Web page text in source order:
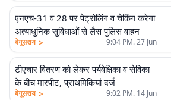
एनएच-31 व 28 पर पेट्रोलिंग व चेकिंग करेगा
अत्याधुनिक सुविधाओं से लैस पुलिस वाहन
बेगूसराय > 9:04 PM. 27 Jun
टीएचार वितरण को लेकर पर्यवेक्षिका व सेविका
के बीच मारपीट, प्राथमिकियां दर्ज
बेगूसराय > 9:02 PM. 14 Jun